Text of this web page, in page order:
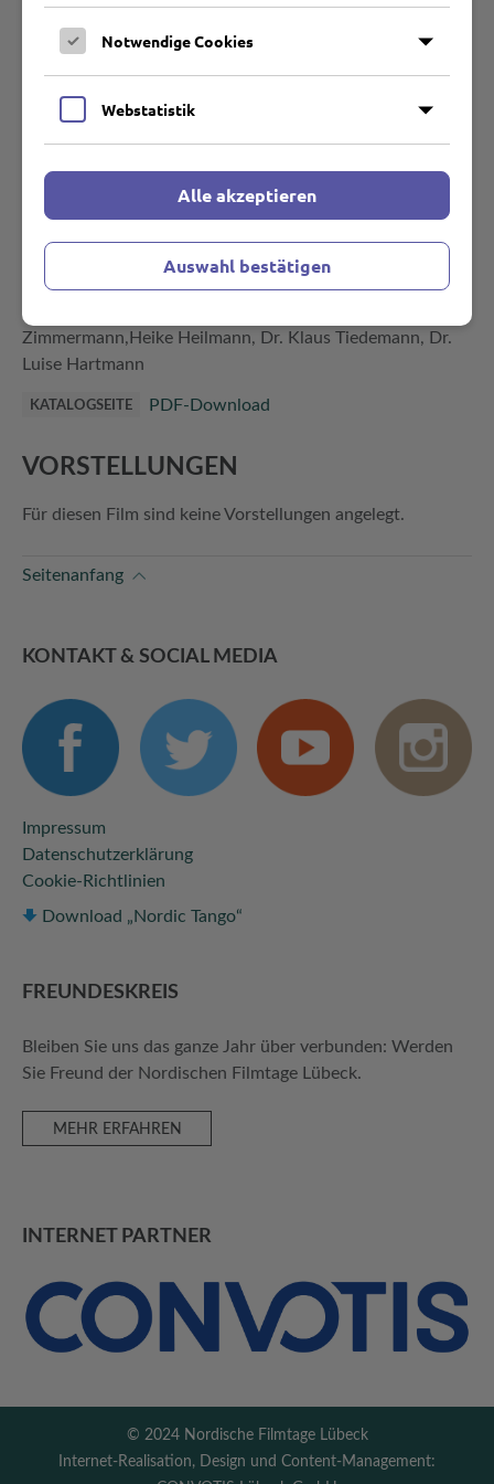
Kraft der Kunst und zeigt die Herausforderungen der
modernen Museumsgestaltung.
DREHBUCH Jörg Herrmann
PRODUZENT Thomas Simon
Norbert Bisky, Michael Morgner, Prof. Klaus
Staeck, Dierk Engelken, Christof Kraft, Dr. Uwe Neumann,
Maik Buttler, Elke Neumann, Dr. Horst
Zimmermann,Heike Heilmann, Dr. Klaus Tiedemann, Dr.
Luise Hartmann
KATALOGSEITE PDF-Download
VORSTELLUNGEN
Für diesen Film sind keine Vorstellungen angelegt.
Seitenanfang
KONTAKT & SOCIAL MEDIA
Impressum
Datenschutzerklärung
Cookie-Richtlinien
Download „Nordic Tango“
FREUNDES­KREIS
Bleiben Sie uns das ganze Jahr über verbunden: Werden
Sie Freund der Nordischen Filmtage Lübeck.
MEHR ERFAHREN
INTERNET PARTNER
© 2024 Nordische Filmtage Lübeck
Internet-Realisation, Design und Content-Management:
Notwendige Cookies
Webstatistik
Alle akzeptieren
Auswahl bestätigen